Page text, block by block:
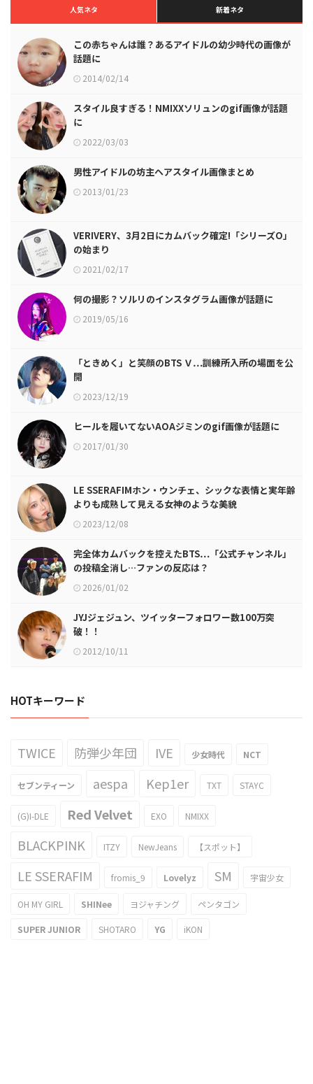
人気ネタ 新着ネタ
この赤ちゃんは誰？あるアイドルの幼少時代の画像が
話題に
2014/02/14
スタイル良すぎる！NMIXXソリュンのgif画像が話題
に
2022/03/03
男性アイドルの坊主ヘアスタイル画像まとめ
2013/01/23
VERIVERY、3月2日にカムバック確定!「シリーズO」
の始まり
2021/02/17
何の撮影？ソルリのインスタグラム画像が話題に
2019/05/16
「ときめく」と笑顔のBTS Ｖ…訓練所入所の場面を公
開
2023/12/19
ヒールを履いてないAOAジミンのgif画像が話題に
2017/01/30
LE SSERAFIMホン・ウンチェ、シックな表情と実年齢
よりも成熟して見える女神のような美貌
2023/12/08
完全体カムバックを控えたBTS…「公式チャンネル」
の投稿全消し…ファンの反応は？
2026/01/02
JYJジェジュン、ツイッターフォロワー数100万突
破！！
2012/10/11
HOTキーワード
TWICE 防弾少年団 IVE 少女時代 NCT
セブンティーン aespa Kep1er TXT STAYC
(G)I-DLE Red Velvet EXO NMIXX
BLACKPINK ITZY NewJeans 【スポット】
LE SSERAFIM fromis_9 Lovelyz SM 宇宙少女
OH MY GIRL SHINee ヨジャチング ペンタゴン
SUPER JUNIOR SHOTARO YG iKON